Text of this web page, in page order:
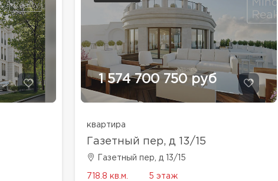
1 574 700 750 руб
квартира
Газетный пер, д 13/15
Газетный пер, д 13/15
718.8 кв.м. 5 этаж